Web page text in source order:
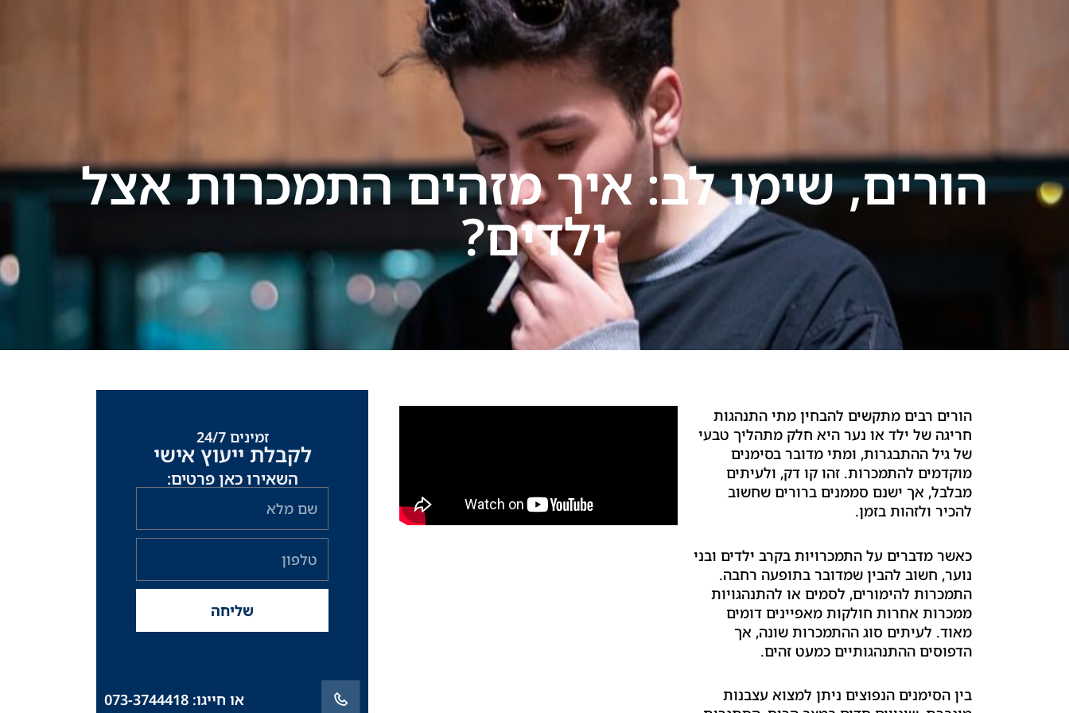
תחומי התמחות הרצאות בתקשורת בלוג
הורים, שימו לב: איך מזהים התמכרות אצל
ילדים?
הורים רבים מתקשים להבחין מתי התנהגות
חריגה של ילד או נער היא חלק מתהליך טבעי
של גיל ההתבגרות, ומתי מדובר בסימנים
מוקדמים להתמכרות. זהו קו דק, ולעיתים
מבלבל, אך ישנם סממנים ברורים שחשוב
להכיר ולזהות בזמן.
כאשר מדברים על התמכרויות בקרב ילדים ובני
נוער, חשוב להבין שמדובר בתופעה רחבה.
התמכרות להימורים, לסמים או להתנהגויות
ממכרות אחרות חולקות מאפיינים דומים
מאוד. לעיתים סוג ההתמכרות שונה, אך
הדפוסים ההתנהגותיים כמעט זהים.
בין הסימנים הנפוצים ניתן למצוא עצבנות
זמינים 24/7
לקבלת ייעוץ אישי
השאירו כאן פרטים:
מלא
שליחה
או חייגו: 073-3744418